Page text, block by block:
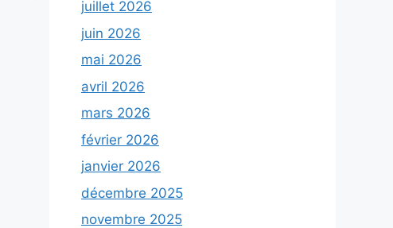
juillet 2026
juin 2026
mai 2026
avril 2026
mars 2026
février 2026
janvier 2026
décembre 2025
novembre 2025